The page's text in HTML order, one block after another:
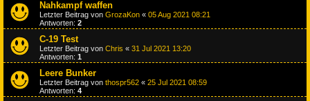
Nahkampf waffen
Letzter Beitrag von GrozaKon « 05 Aug 2021 08:21
Antworten: 2
C-19 Test
Letzter Beitrag von Chris « 31 Jul 2021 13:20
Antworten: 1
Leere Bunker
Letzter Beitrag von thospr562 « 25 Jul 2021 08:59
Antworten: 4